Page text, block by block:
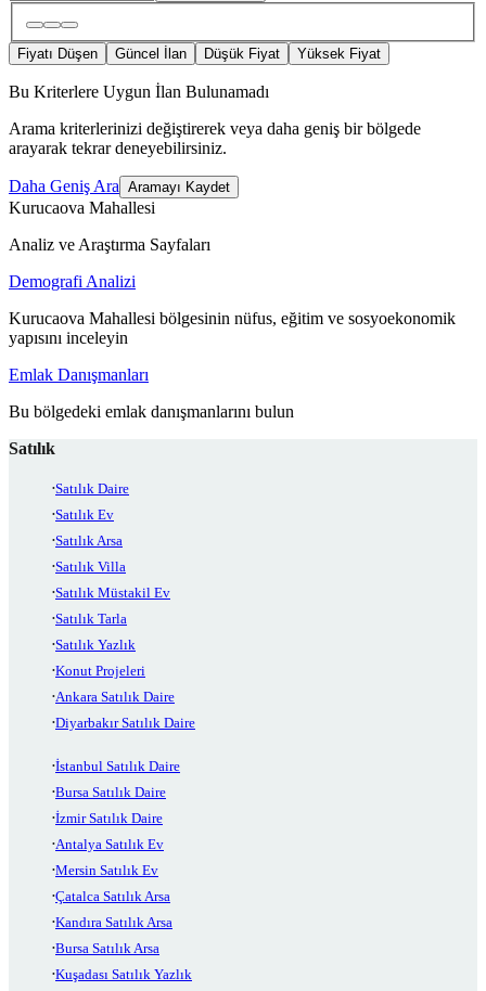
Fiyatı Düşen Güncel İlan Düşük Fiyat Yüksek Fiyat
Bu Kriterlere Uygun İlan Bulunamadı
Arama kriterlerinizi değiştirerek veya daha geniş bir bölgede
arayarak tekrar deneyebilirsiniz.
Daha Geniş Ara Aramayı Kaydet
Kurucaova Mahallesi
Analiz ve Araştırma Sayfaları
Demografi Analizi
Kurucaova Mahallesi bölgesinin nüfus, eğitim ve sosyoekonomik
yapısını inceleyin
Emlak Danışmanları
Bu bölgedeki emlak danışmanlarını bulun
Satılık
Satılık Daire
Satılık Ev
Satılık Arsa
Satılık Villa
Satılık Müstakil Ev
Satılık Tarla
Satılık Yazlık
Konut Projeleri
Ankara Satılık Daire
Diyarbakır Satılık Daire
İstanbul Satılık Daire
Bursa Satılık Daire
İzmir Satılık Daire
Antalya Satılık Ev
Mersin Satılık Ev
Çatalca Satılık Arsa
Kandıra Satılık Arsa
Bursa Satılık Arsa
Kuşadası Satılık Yazlık